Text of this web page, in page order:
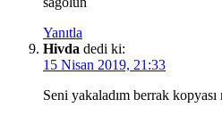
Yanıtla
Hivda dedi ki:
15 Nisan 2019, 21:33
Seni yakaladım berrak kopyası